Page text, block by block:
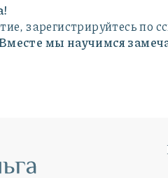
зарегистрируйтесь по
мы научимся